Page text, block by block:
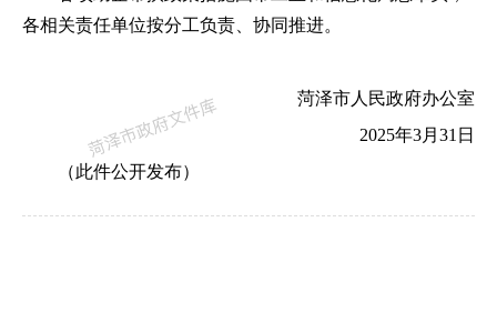
各相关责任单位按分工负责、协同推进。
菏泽市人民政府办公室
2025年3月31日
（此件公开发布）